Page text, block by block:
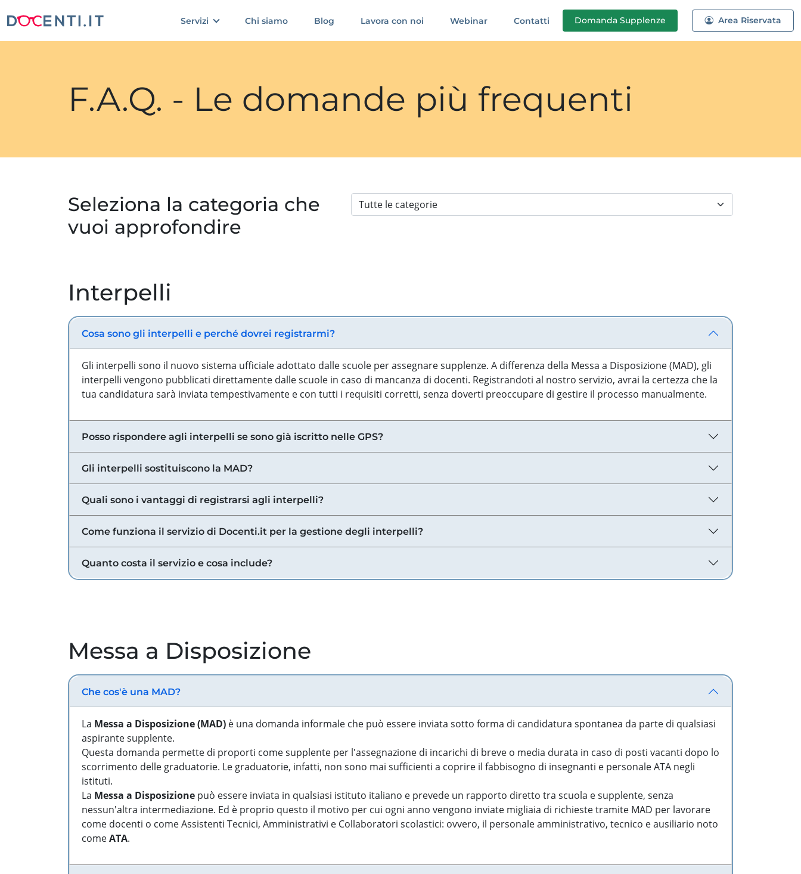
Servizi Chi siamo Blog Lavora con noi Webinar Contatti Domanda Supplenze Area Riservata
F.A.Q. - Le domande più frequenti
Seleziona la categoria che
vuoi approfondire
Interpelli
Cosa sono gli interpelli e perché dovrei registrarmi?
Gli interpelli sono il nuovo sistema ufficiale adottato dalle scuole per assegnare supplenze. A differenza della Messa a Disposizione (MAD), gli
interpelli vengono pubblicati direttamente dalle scuole in caso di mancanza di docenti. Registrandoti al nostro servizio, avrai la certezza che la
tua candidatura sarà inviata tempestivamente e con tutti i requisiti corretti, senza doverti preoccupare di gestire il processo manualmente.
Posso rispondere agli interpelli se sono già iscritto nelle GPS?
Gli interpelli sostituiscono la MAD?
Quali sono i vantaggi di registrarsi agli interpelli?
Come funziona il servizio di Docenti.it per la gestione degli interpelli?
Quanto costa il servizio e cosa include?
Messa a Disposizione
Che cos'è una MAD?
La Messa a Disposizione (MAD) è una domanda informale che può essere inviata sotto forma di candidatura spontanea da parte di qualsiasi
aspirante supplente.
Questa domanda permette di proporti come supplente per l'assegnazione di incarichi di breve o media durata in caso di posti vacanti dopo lo
scorrimento delle graduatorie. Le graduatorie, infatti, non sono mai sufficienti a coprire il fabbisogno di insegnanti e personale ATA negli
istituti.
La Messa a Disposizione può essere inviata in qualsiasi istituto italiano e prevede un rapporto diretto tra scuola e supplente, senza
nessun'altra intermediazione. Ed è proprio questo il motivo per cui ogni anno vengono inviate migliaia di richieste tramite MAD per lavorare
come docenti o come Assistenti Tecnici, Amministrativi e Collaboratori scolastici: ovvero, il personale amministrativo, tecnico e ausiliario noto
comeATA.